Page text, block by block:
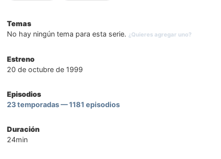
Temas
No hay ningún tema para esta serie. ¿Quieres agregar uno?
Estreno
20 de octubre de 1999
Episodios
23 temporadas — 1181 episodios
Duración
24min